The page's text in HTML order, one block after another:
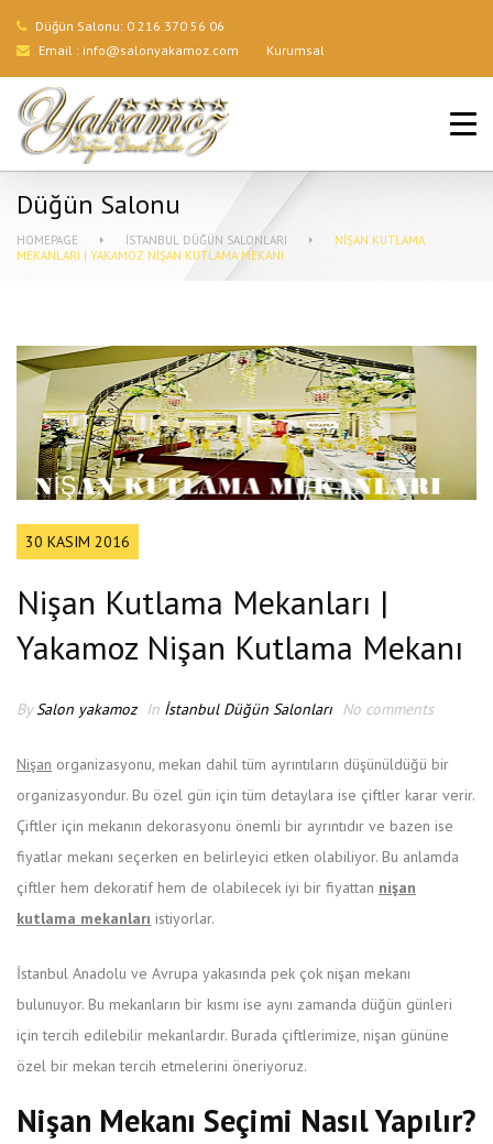
Düğün Salonu: 0 216 370 56 06
Email : info@salonyakamoz.com Kurumsal
ANA SAYFA
HIZMETLERIMIZ
GALERI
İLETIŞIM
Düğün Salonu
HOMEPAGE İSTANBUL DÜĞÜN SALONLARI
NIŞAN KUTLAMA
MEKANLARI | YAKAMOZ NIŞAN KUTLAMA MEKANI
30 KASIM 2016
Nişan Kutlama Mekanları |
Yakamoz Nişan Kutlama Mekanı
BySalon yakamoz In İstanbul Düğün Salonları No comments
Nişan organizasyonu, mekan dahil tüm ayrıntıların düşünüldüğü bir
organizasyondur. Bu özel gün için tüm detaylara ise çiftler karar verir.
Çiftler için mekanın dekorasyonu önemli bir ayrıntıdır ve bazen ise
fiyatlar mekanı seçerken en belirleyici etken olabiliyor. Bu anlamda
çiftler hem dekoratif hem de olabilecek iyi bir fiyattan nişan
kutlama mekanları istiyorlar.
İstanbul Anadolu ve Avrupa yakasında pek çok nişan mekanı
bulunuyor. Bu mekanların bir kısmı ise aynı zamanda düğün günleri
için tercih edilebilir mekanlardır. Burada çiftlerimize, nişan gününe
özel bir mekan tercih etmelerini öneriyoruz.
Nişan Mekanı Seçimi Nasıl Yapılır?